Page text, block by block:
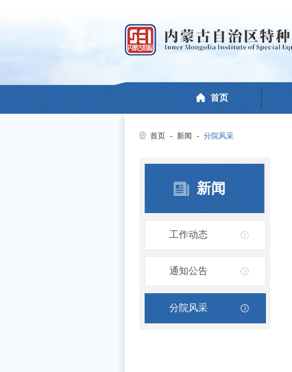
首页
首页 - 新闻 - 分院风采
新闻
工作动态
通知公告
分院风采